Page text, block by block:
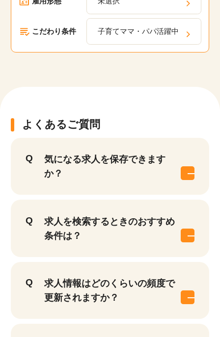
こだわり条件 子育てママ・パパ活躍中
よくあるご質問
気になる求人を保存できます
か？
求人を検索するときのおすすめ
条件は？
求人情報はどのくらいの頻度で
更新されますか？